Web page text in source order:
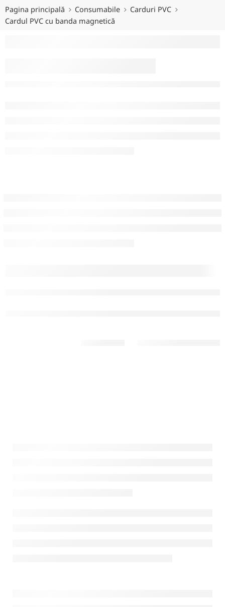
Pagina principală Consumabile
Carduri PVC
Cardul PVC cu banda magnetică